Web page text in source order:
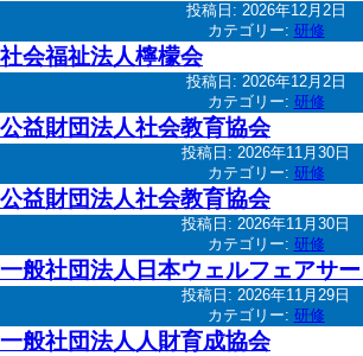
投稿日: 2026年12月2日
カテゴリー: 研修
社会福祉法人檸檬会
投稿日: 2026年12月2日
カテゴリー: 研修
公益財団法人社会教育協会
投稿日: 2026年11月30日
カテゴリー: 研修
公益財団法人社会教育協会
投稿日: 2026年11月30日
カテゴリー: 研修
一般社団法人日本ウェルフェアサ
投稿日: 2026年11月29日
カテゴリー: 研修
一般社団法人人財育成協会